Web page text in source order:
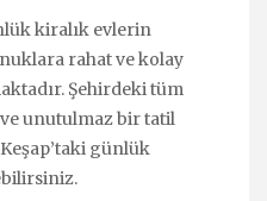
kiralık evlerin
rahat ve kolay
Şehirdeki tüm
unutulmaz bir tatil
günlük